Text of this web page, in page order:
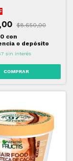
$8.650,00
con
o depósito
sin interés